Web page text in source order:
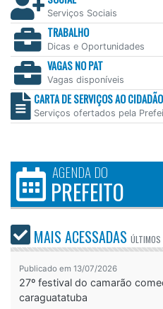
Serviços Sociais
TRABALHO
Dicas e Oportunidades
VAGAS NO PAT
Vagas disponíveis
CARTA DE SERVIÇOS AO CIDADÃO
Serviços ofertados pela
AGENDA DO
PREFEITO
MAIS ACESSADAS ÚLTIMOS
Publicado em 13/07/2026
27º festival do camarão
caraguatatuba